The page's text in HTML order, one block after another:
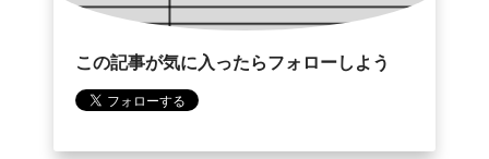
お願いします。
この記事が気に入ったらフォローしよう